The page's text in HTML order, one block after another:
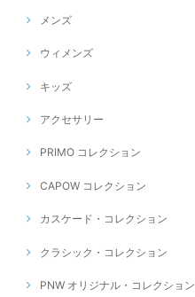
メンズ
ウィメンズ
キッズ
アクセサリー
PRIMO コレクション
CAPOW コレクション
カスケード・コレクション
クラシック・コレクション
PNW オリジナル・コレクション